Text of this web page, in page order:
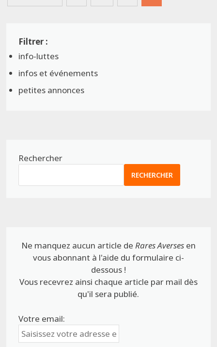
des
info-luttes
infos et événements
petites annonces
Rechercher
RECHERCHER
Ne manquez aucun article de Rares Aversesen
vous abonnant à l'aide du formulaire ci-
dessous !
Vous recevrez ainsi chaque article par mail dès
qu'il sera publié.
Votre email: